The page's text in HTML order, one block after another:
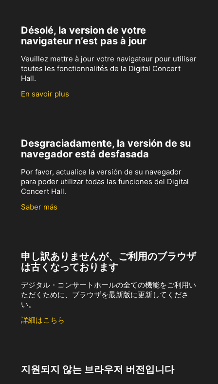
Désolé, la version de votre
navigateur n’est pas à jour
Veuillez mettre à jour votre navigateur pour utiliser
toutes les fonctionnalités de la Digital Concert
Hall.
En savoir plus
Desgraciadamente, la versión de su
navegador está desfasada
Por favor, actualice la versión de su navegador
para poder utilizar todas las funciones del Digital
Concert Hall.
Saber más
申し訳ありませんが、ご利用のブラウザ
は古くなっております
デジタル・コンサートホールの全ての機能をご利用い
ただくために、ブラウザを最新版に更新してくださ
い。
詳細はこちら
지원되지 않는 브라우저 버전입니다